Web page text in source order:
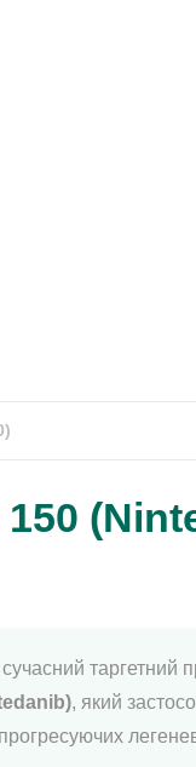
150
таргетний
, який